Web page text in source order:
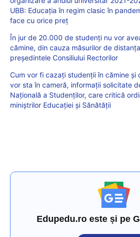
UBB: Educația în regim clasic în
face cu orice preț
În jur de 20.000 de studenți nu vor
cămine, din cauza măsurilor de
președintele Consiliului Rectorilor
Cum vor fi cazați studenții în cămine și
vor sta în cameră, informații solicitate
Națională a Studenților, care critică
miniștrilor Educației și Sănătății
Edupedu.ro este și pe